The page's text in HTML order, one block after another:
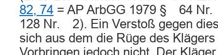
82, 74 = AP ArbGG 1979 § 64
128 Nr. 2). Ein Verstoß gegen
sich aus dem die Rüge des
Vorbringen jedoch nicht. Der